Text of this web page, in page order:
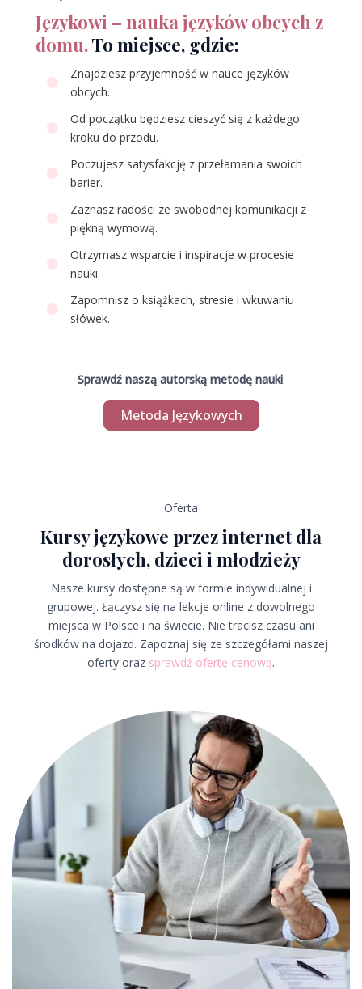
Językowi – nauka języków obcych z
domu.To miejsce, gdzie:
Znajdziesz przyjemność w nauce języków
obcych.
Od początku będziesz cieszyć się z każdego
kroku do przodu.
Poczujesz satysfakcję z przełamania swoich
barier.
Zaznasz radości ze swobodnej komunikacji z
piękną wymową.
Otrzymasz wsparcie i inspiracje w procesie
nauki.
Zapomnisz o książkach, stresie i wkuwaniu
słówek.
Sprawdź naszą autorską metodę nauki:
Metoda Językowych
Oferta
Kursy językowe przez internet dla
dorosłych, dzieci i młodzieży
Nasze kursy dostępne są w formie indywidualnej i
grupowej. Łączysz się na lekcje online z dowolnego
miejsca w Polsce i na świecie. Nie tracisz czasu ani
środków na dojazd. Zapoznaj się ze szczegółami naszej
oferty oraz sprawdź ofertę cenową.